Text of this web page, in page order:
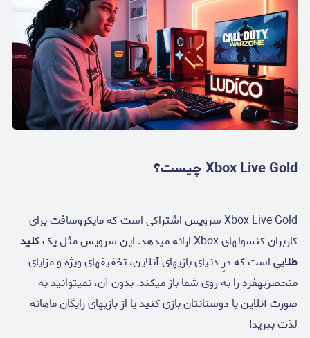
Xbox Live Gold چیست؟
Xbox Live Gold سرویس اشتراکی است که مایکروسافت برای
کاربران کنسولهای Xbox ارائه میدهد. این سرویس مثل یک
کلید
طلاییاست که درِ دنیای بازیهای آنلاین، تخفیفهای ویژه و مزایای
منحصربهفرد را به روی شما باز میکند. بدون آن، نمیتوانید به
صورت آنلاین با دوستانتان بازی کنید یا از بازیهای رایگان ماهانه
لذت ببرید!